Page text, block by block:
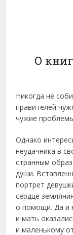
О
Никогда не
правителей
чужие
Однако
неудачника в
странным
души.
портрет
сердце
о помощи. Да и
и мать
и маленькому